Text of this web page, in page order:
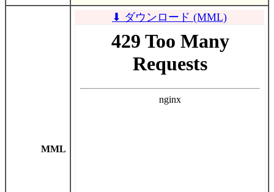
MML
⬇ ダウンロード (MML)